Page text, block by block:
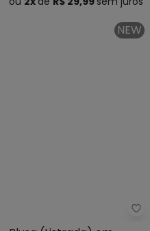
ou 2x de R$ 29,99 semjuros
- Blusa Azul Marinho
NEW